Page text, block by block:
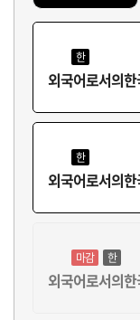
한
외국어로서의
한
외국어로서의
마감 한
외국어로서의